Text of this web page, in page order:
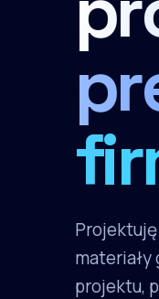
projektu,